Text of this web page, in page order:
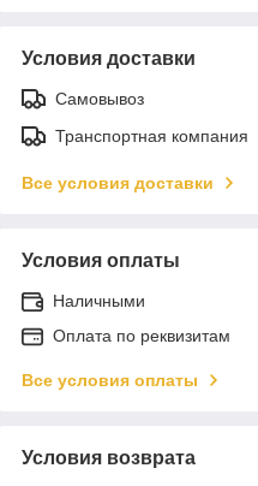
Условия доставки
Самовывоз
Транспортная компания
Все условия доставки
Условия оплаты
Наличными
Оплата по реквизитам
Все условия оплаты
Условия возврата